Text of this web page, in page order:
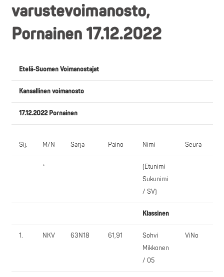
varustevoimanosto,
Pornainen 17.12.2022
Etelä-Suomen Voimanostajat
Kansallinen voimanosto
17.12.2022 Pornainen
Sij. M/N Sarja Paino Nimi Seura
*
(Etunimi
Sukunimi
/ SV)
Klassinen
1. NKV 63N18 61,91
Sohvi
Mikkonen
/ 05
ViNo